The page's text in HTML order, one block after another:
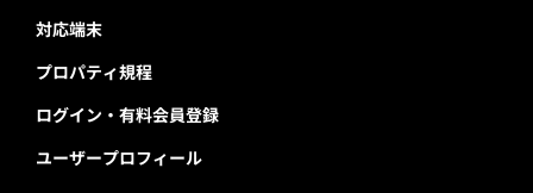
対応端末
プロパティ規程
ログイン・有料会員登録
ユーザープロフィール